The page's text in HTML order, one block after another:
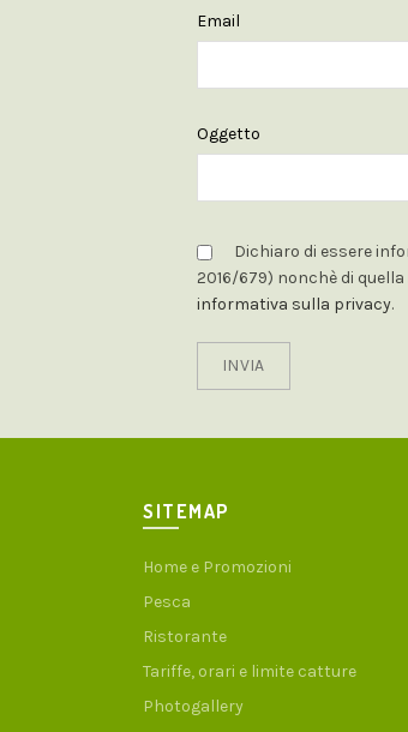
Email
Oggetto
Dichiaro di essere
2016/679) nonchè di quella
informativa sulla privacy.
SITEMAP
Home e Promozioni
Pesca
Ristorante
Tariffe, orari e limite catture
Photogallery